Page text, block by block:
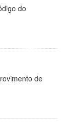
do
de